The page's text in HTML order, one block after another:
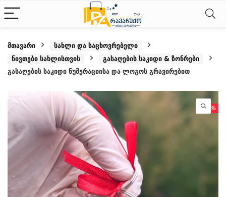
მთავარი
სახლი და საცხოვრებელი
ნივთები სახლისთვის
გასაღების საკიდი & ზონრები
გასაღების საკიდი ნუმერაციისა და ლოგოს გრავირებით
- 14%